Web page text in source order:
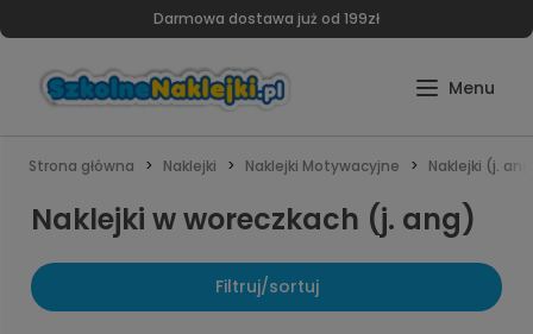
Darmowa dostawa już od 199zł
Strona główna Naklejki Naklejki Motywacyjne Naklejki (j.
Naklejki w woreczkach (j. ang)
Filtruj/sortuj